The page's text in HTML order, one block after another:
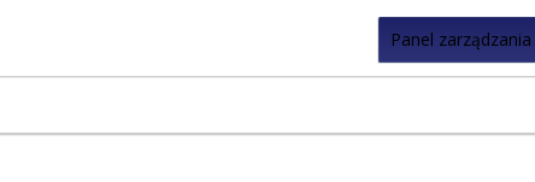
Panel zarządzania